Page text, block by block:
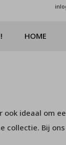
HOME
ideaal om
collectie. Bij